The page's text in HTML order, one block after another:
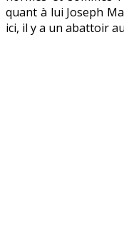
quant à lui Joseph
ici, il y a un abattoir